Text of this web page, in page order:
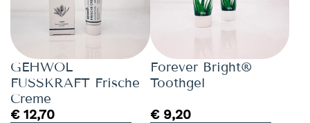
GEHWOL
FUSSKRAFT Frische
Creme
€12,70
Forever Bright®
Toothgel
€9,20